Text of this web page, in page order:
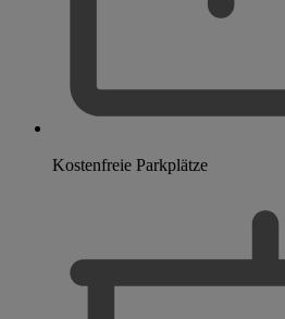
Kostenfreie Parkplätze